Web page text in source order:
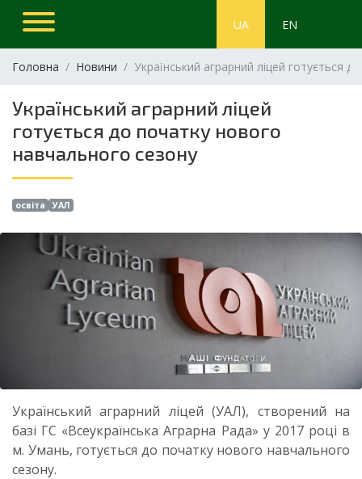
UA EN
Головна Новини Український аграрний ліцей готується
Український аграрний ліцей
готується до початку нового
навчального сезону
освіта УАЛ
Український аграрний ліцей (УАЛ), створений на
базі ГС «Всеукраїнська Аграрна Рада» у 2017 році в
м. Умань, готується до початку нового навчального
сезону.